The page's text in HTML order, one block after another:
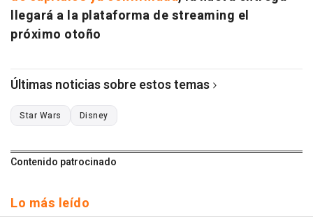
llegará a la plataforma de streaming el
próximo otoño
Últimas noticias sobre estos temas
Star Wars Disney
Contenido patrocinado
Lo más leído